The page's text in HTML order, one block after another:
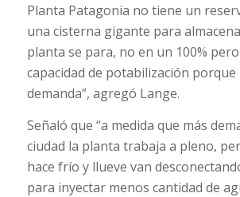
Planta Patagonia no tiene un
una cisterna gigante para
planta se para, no en un 100% pero
capacidad de potabilización porque
demanda”, agregó Lange.
Señaló que “a medida que más
ciudad la planta trabaja a pleno,
hace frío y llueve van
para inyectar menos cantidad de